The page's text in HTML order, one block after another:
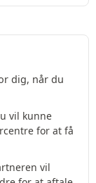
dig, når du
vil kunne
for at få
vil